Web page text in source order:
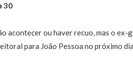
30
acontecer ou haver recuo, mas o
para João Pessoa no próximo